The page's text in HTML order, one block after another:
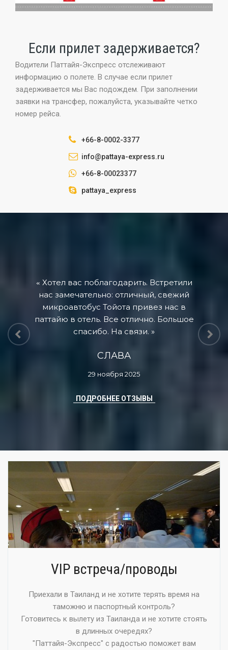
Если прилет задерживается?
Водители Паттайя-Экспресс отслеживают
информацию о полете. В случае если прилет
задерживается мы Вас подождем. При заполнении
заявки на трансфер, пожалуйста, указывайте четко
номер рейса.
+66-8-0002-3377
info@pattaya-express.ru
+66-8-00023377
pattaya_express
Хотел вас поблагодарить. Встретили
нас замечательно: отличный, свежий
микроавтобус Тойота привез нас в
паттайю в отель. Все отлично. Большое
спасибо. На связи.
СЛАВА
29 ноября 2025
ПОДРОБНЕЕ ОТЗЫВЫ
VIP встреча/проводы
Приехали в Таиланд и не хотите терять время на
таможню и паспортный контроль?
Готовитесь к вылету из Таиланда и не хотите стоять
в длинных очередях?
"Паттайя-Экспресс" с радостью поможет вам